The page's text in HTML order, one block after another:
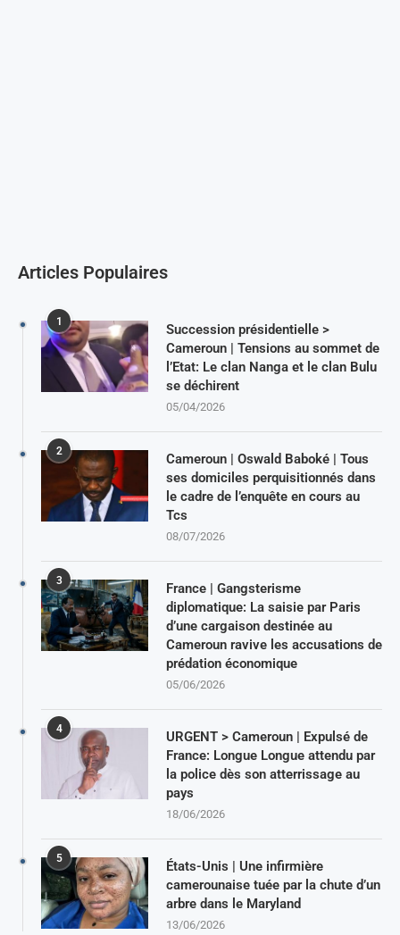
Articles Populaires
1
Succession présidentielle >
Cameroun | Tensions au sommet de
l’Etat: Le clan Nanga et le clan Bulu
se déchirent
05/04/2026
2
Cameroun | Oswald Baboké | Tous
ses domiciles perquisitionnés dans
le cadre de l’enquête en cours au
Tcs
08/07/2026
3
France | Gangsterisme
diplomatique: La saisie par Paris
d’une cargaison destinée au
Cameroun ravive les accusations de
prédation économique
05/06/2026
4
URGENT > Cameroun | Expulsé de
France: Longue Longue attendu par
la police dès son atterrissage au
pays
18/06/2026
5
États-Unis | Une infirmière
camerounaise tuée par la chute d’un
arbre dans le Maryland
13/06/2026